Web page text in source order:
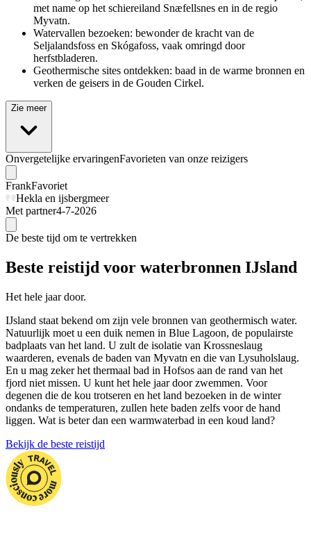
met name op het schiereiland Snæfellsnes en in de regio
Myvatn.
Watervallen bezoeken: bewonder de kracht van de
Seljalandsfoss en Skógafoss, vaak omringd door
herfstbladeren.
Geothermische sites ontdekken: baad in de warme bronnen en
verken de geisers in de Gouden Cirkel.
Zie meer
Onvergetelijke ervaringenFavorieten van onze reizigers
FrankFavoriet
Hekla en ijsbergmeer
Met partner4-7-2026
De beste tijd om te vertrekken
Beste reistijd voor waterbronnen IJsland
Het hele jaar door.
IJsland staat bekend om zijn vele bronnen van geothermisch water.
Natuurlijk moet u een duik nemen in Blue Lagoon, de populairste
badplaats van het land. U zult de isolatie van Krossneslaug
waarderen, evenals de baden van Myvatn en die van Lysuholslaug.
En u mag zeker het thermaal bad in Hofsos aan de rand van het
fjord niet missen. U kunt het hele jaar door zwemmen. Voor
degenen die de kou trotseren en het land bezoeken in de winter
ondanks de temperaturen, zullen hete baden zelfs voor de hand
liggen. Wat is beter dan een warmwaterbad in een koud land?
Bekijk de beste reistijd